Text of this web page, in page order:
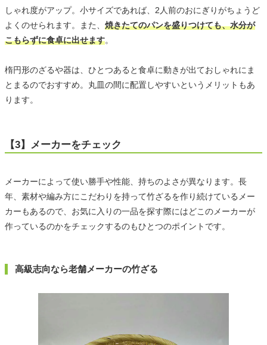
しゃれ度がアップ。小サイズであれば、2人前のおにぎりがちょうど
よくのせられます。また、 焼きたてのパンを盛りつけても、水分が
こもらずに食卓に出せます。
楕円形のざるや器は、ひとつあると食卓に動きが出ておしゃれにま
とまるのでおすすめ。丸皿の間に配置しやすいというメリットもあ
ります。
【3】メーカーをチェック
メーカーによって使い勝手や性能、持ちのよさが異なります。長
年、素材や編み方にこだわりを持って竹ざるを作り続けているメー
カーもあるので、お気に入りの一品を探す際にはどこのメーカーが
作っているのかをチェックするのもひとつのポイントです。
高級志向なら老舗メーカーの竹ざる